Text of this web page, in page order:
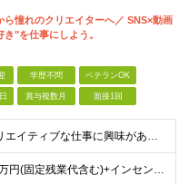
ら憧れのクリエイターへ／ SNS×動画
き"を仕事にしよう。
学歴不問 ベテランOK
賞与複数月 面接1回
応募理由は「クリエイティブな仕事に興味がある」でOK！ #学歴不問 #未経験OK ★1つでも当てはまれば、マッチング率高め★ □ SNSやYouTubeに興味がある方 □ アイデアを考えることが好き
月給28万円～35万円(固定残業代含む)+インセンティブ＋各種手当 ※経験・能力等を考慮の上、決定します。 ※残業はほとんどありませんが、発生した場合は時間外手当を100％支給します。 【固定残業